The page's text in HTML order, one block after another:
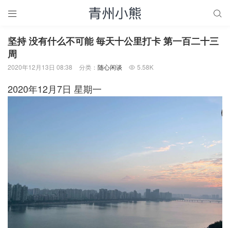
 
坚持 没有什么不可能 毎天十公里打卡 第一百二十三
周
2020年12月13日 08:38 分类： 随心闲谈  5.58K
2020年12月7日 星期一